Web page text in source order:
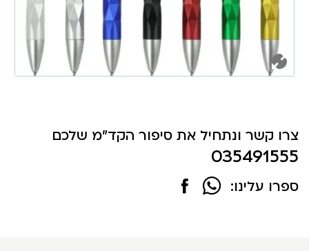
צרו קשר ונתחיל את סיפור הקד"מ שלכם
035491555
ספרו עלינו: